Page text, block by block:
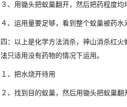
３、用锄头把蚁巢翻开，然后把药程度均
４、运用量要足够，看到整个蚁巢被药
四：以上是化学方法消杀，神山消杀红
法只适用没有药物的情况下运用。
１、把水烧开待用
２、找到目的蚁巢，然后用锄头把蚁巢翻